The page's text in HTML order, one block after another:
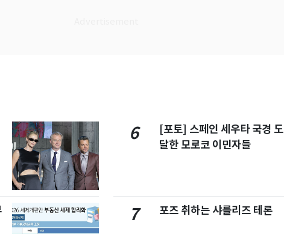
6
[포토] 스페인 세우타 국경 도
달한 모로코 이민자들
7 포즈 취하는 샤를리즈 테론